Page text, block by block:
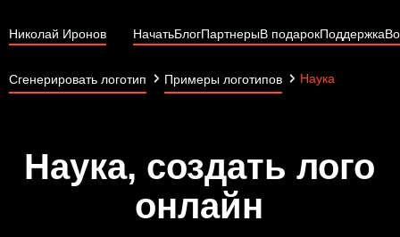
Николай Иронов НачатьБлогПартнерыВ подарокПоддержка
Сгенерировать логотип Примеры логотипов Наука
Наука, создать лого
онлайн